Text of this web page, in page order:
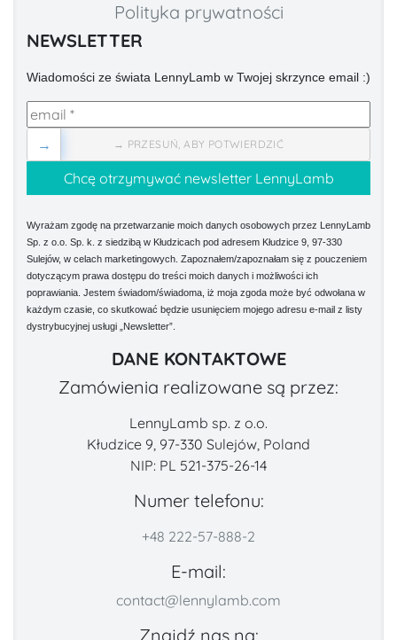
Polityka prywatności
NEWSLETTER
Wiadomości ze świata LennyLamb w Twojej skrzynce email :)
→ PRZESUŃ, ABY POTWIERDZIĆ
→
Wyrażam zgodę na przetwarzanie moich danych osobowych przez LennyLamb
Sp. z o.o. Sp. k. z siedzibą w Kłudzicach pod adresem Kłudzice 9, 97-330
Sulejów, w celach marketingowych. Zapoznałem/zapoznałam się z pouczeniem
dotyczącym prawa dostępu do treści moich danych i możliwości ich
poprawiania. Jestem świadom/świadoma, iż moja zgoda może być odwołana w
każdym czasie, co skutkować będzie usunięciem mojego adresu e-mail z listy
dystrybucyjnej usługi „Newsletter”.
DANE KONTAKTOWE
Zamówienia realizowane są przez:
LennyLamb sp. z o.o.
Kłudzice 9, 97-330 Sulejów, Poland
NIP: PL 521-375-26-14
Numer telefonu:
+48 222-57-888-2
E-mail:
contact@lennylamb.com
Znajdź nas na: